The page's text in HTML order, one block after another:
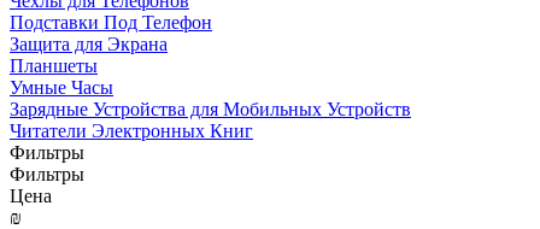
Подставки Под Телефон
Защита для Экрана
Планшеты
Умные Часы
Зарядные Устройства для Мобильных Устройств
Читатели Электронных Книг
Фильтры
Фильтры
Цена
₪